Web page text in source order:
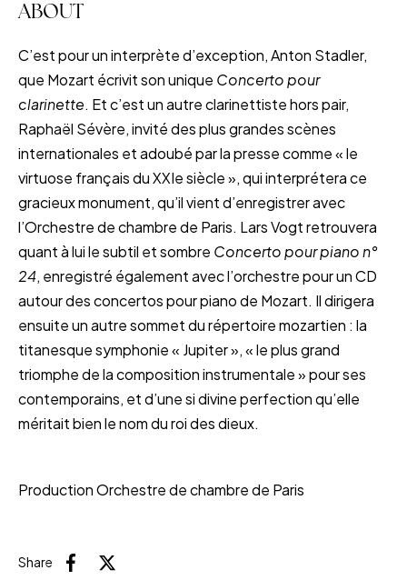
ABOUT
C’est pour un interprète d’exception, Anton Stadler,
que Mozart écrivit son unique Concerto pour
clarinette. Et c’est un autre clarinettiste hors pair,
Raphaël Sévère, invité des plus grandes scènes
internationales et adoubé par la presse comme « le
virtuose français du XXIe siècle », qui interprétera ce
gracieux monument, qu’il vient d’enregistrer avec
l’Orchestre de chambre de Paris. Lars Vogt retrouvera
quant à lui le subtil et sombre Concerto pour piano n°
24, enregistré également avec l’orchestre pour un CD
autour des concertos pour piano de Mozart. Il dirigera
ensuite un autre sommet du répertoire mozartien : la
titanesque symphonie « Jupiter », « le plus grand
triomphe de la composition instrumentale » pour ses
contemporains, et d’une si divine perfection qu’elle
méritait bien le nom du roi des dieux.
Production Orchestre de chambre de Paris
Share FacebookX (Twitter)